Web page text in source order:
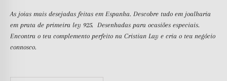
As joias mais desejadas feitas em Espanha. Descobre tudo em joalharia
em prata de primeira ley 925. Desenhadas para ocasiões especiais.
Encontra o teu complemento perfeito na Cristian Lay e cria o teu negócio
connosco.